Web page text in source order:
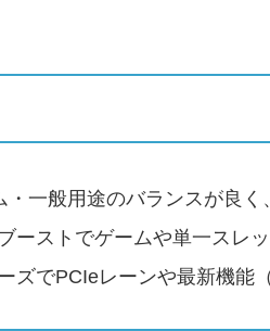
一般用途のバランスが良く
ーストでゲームや単一スレッ
ズでPCIeレーンや最新機能